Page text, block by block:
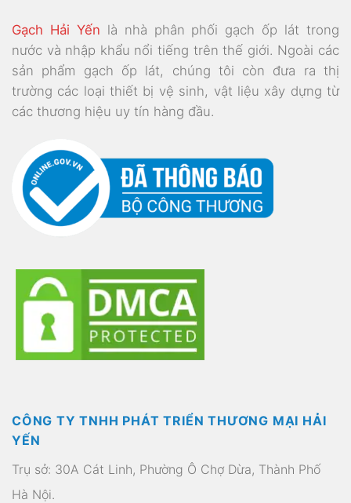
Gạch Hải Yến là nhà phân phối gạch ốp lát trong
nước và nhập khẩu nổi tiếng trên thế giới. Ngoài các
sản phẩm gạch ốp lát, chúng tôi còn đưa ra thị
trường các loại thiết bị vệ sinh, vật liệu xây dựng từ
các thương hiệu uy tín hàng đầu.
CÔNG TY TNHH PHÁT TRIỂN THƯƠNG MẠI HẢI
YẾN
Trụ sở: 30A Cát Linh, Phường Ô Chợ Dừa, Thành Phố
Hà Nội.